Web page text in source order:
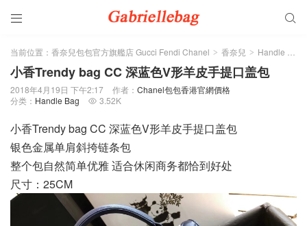
 
当前位置： 香奈兒包包官方旗艦店 Gucci Fendi Chanel > 香奈兒 > Handle Bag
小香Trendy bag CC 深蓝色V形羊皮手提口盖包
2018年4月19日 下午2:17 作者： Chanel包包香港官網價格
分类： Handle Bag  3.52K
小香Trendy bag CC 深蓝色V形羊皮手提口盖包
银色金属单肩斜挎链条包
整个包自然简单优雅 适合休闲商务都恰到好处
尺寸：25CM